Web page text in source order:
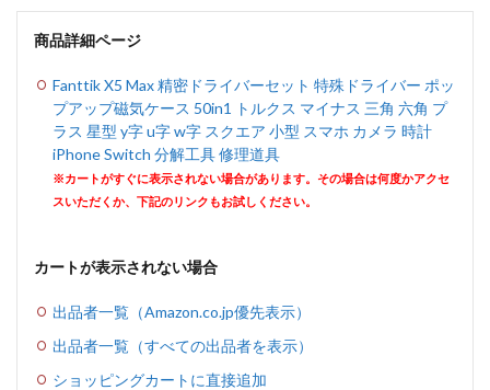
商品詳細ページ
Fanttik X5 Max 精密ドライバーセット 特殊ドライバー ポッ
プアップ磁気ケース 50in1 トルクス マイナス 三角 六角 プ
ラス 星型 y字 u字 w字 スクエア 小型 スマホ カメラ 時計
iPhone Switch 分解工具 修理道具
※カートがすぐに表示されない場合があります。その場合は何度かアクセ
スいただくか、下記のリンクもお試しください。
カートが表示されない場合
出品者一覧（Amazon.co.jp優先表示）
出品者一覧（すべての出品者を表示）
ショッピングカートに直接追加